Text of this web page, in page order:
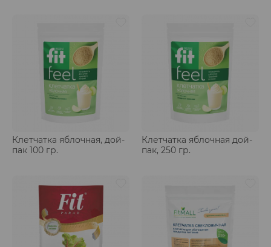
Клетчатка яблочная, дой-
пак 100 гр.
Клетчатка яблочная дой-
пак, 250 гр.